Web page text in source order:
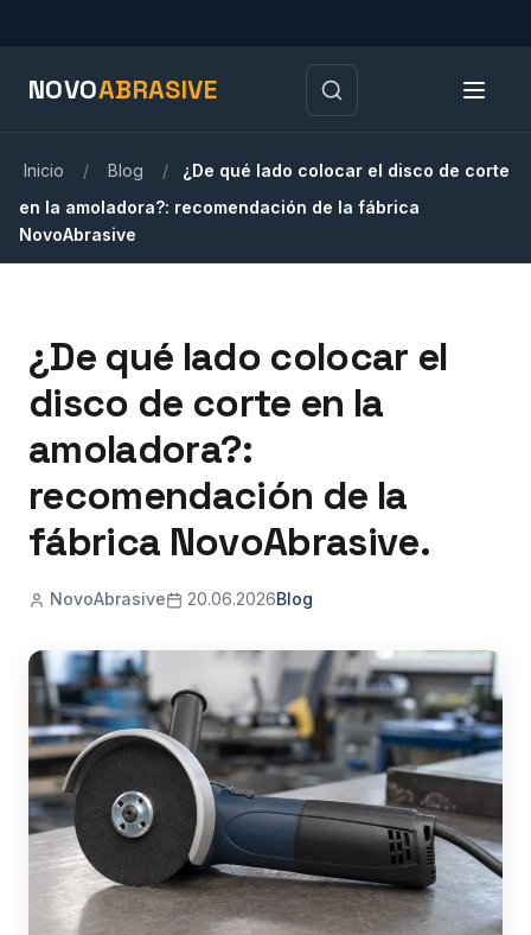
NOVOABRASIVE
Inicio / Blog /
¿De qué lado colocar el disco de corte
en la amoladora?: recomendación de la fábrica
NovoAbrasive
¿De qué lado colocar el
disco de corte en la
amoladora?:
recomendación de la
fábrica NovoAbrasive.
NovoAbrasive 20.06.2026Blog